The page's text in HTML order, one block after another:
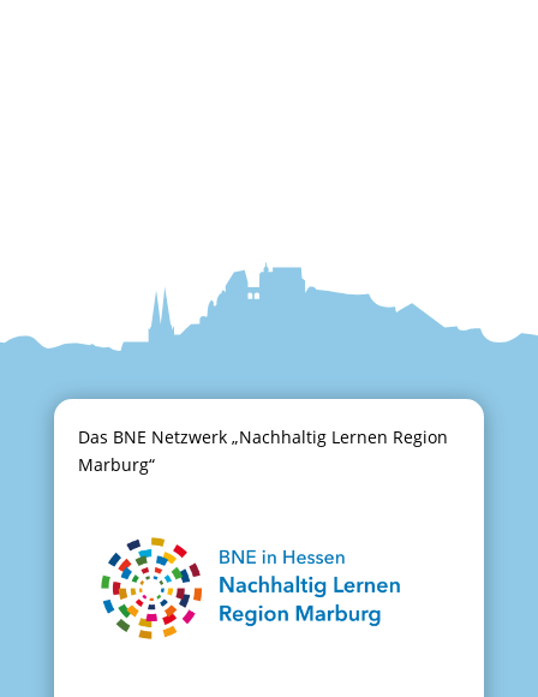
Das BNE Netzwerk „Nachhaltig Lernen Region
Marburg“